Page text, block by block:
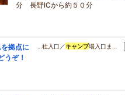
分 長野ICから約５０分
拠点に
うぞ！
…社入口／キャンプ場入口ま…